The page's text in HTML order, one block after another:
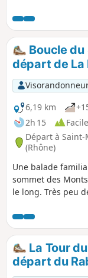
Rhône ainsi que
Lyonnais pourront
oublier une
temps) sur la
peu difficile,
parfois boueux en
Bonnes
en sous-bois.
Boucle
départ de La
6,19 km
2h 15
Facile
Départ à
(Rhône)
Une balade
sommet des
le long. Très peu
de Saint-André.
La Tour
départ du